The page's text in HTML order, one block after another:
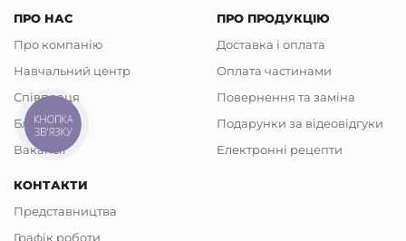
ПРО НАС
Про компанію
Навчальний центр
Співпраця
Блог
Вакансії
ПРО ПРОДУКЦІЮ
Доставка і оплата
Оплата частинами
Повернення та заміна
Подарунки за відеовідгуки
Електронні рецепти
КОНТАКТИ
Представництва
Графік роботи
КНОПКА
ЗВ'ЯЗКУ